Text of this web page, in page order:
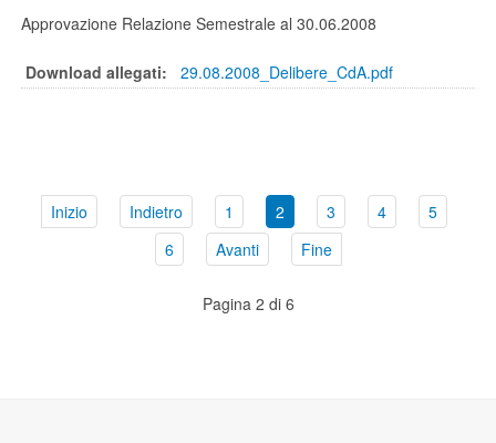
Approvazione Relazione Semestrale al 30.06.2008
Download allegati: 29.08.2008_Delibere_CdA.pdf
Inizio Indietro 1 2 3 4
5
6
Avanti Fine
Pagina 2 di 6